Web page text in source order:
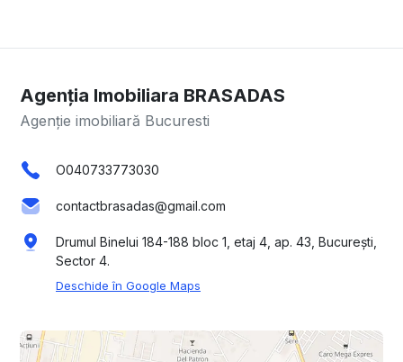
Agenția Imobiliara BRASADAS
Agenție imobiliară Bucuresti
O040733773030
contactbrasadas@gmail.com
Drumul Binelui 184-188 bloc 1, etaj 4, ap. 43, București,
Sector 4.
Deschide în Google Maps